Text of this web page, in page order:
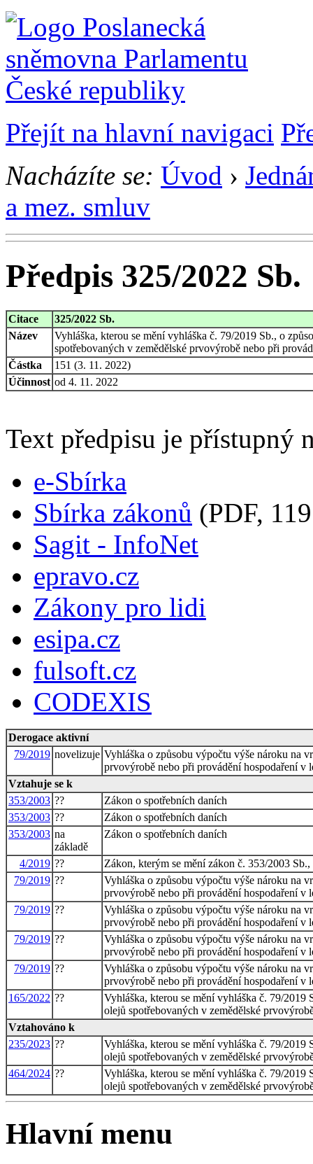
Přejít na hlavní navigaci
Nacházíte se: Úvod ›
a mez. smluv
Předpis 325/2022 Sb.
Citace
325/2022 Sb.
Název
Vyhláška, kterou se mění vyhláška č. 79/2019 Sb., o
spotřebovaných v zemědělské prvovýrobě nebo při
Částka
151 (3. 11. 2022)
Účinnost od 4. 11. 2022
Text předpisu je přístupný
e-Sbírka
Sbírka zákonů (PDF,
Sagit - InfoNet
epravo.cz
Zákony pro lidi
esipa.cz
fulsoft.cz
CODEXIS
Derogace aktivní
79/2019 novelizuje Vyhláška o způsobu výpočtu výše nároku na
prvovýrobě nebo při provádění hospodaření v
Vztahuje se k
353/2003 ??
Zákon o spotřebních daních
353/2003 ??
Zákon o spotřebních daních
353/2003 na
základě
Zákon o spotřebních daních
4/2019 ??
Zákon, kterým se mění zákon č. 353/2003
79/2019 ??
Vyhláška o způsobu výpočtu výše nároku na
prvovýrobě nebo při provádění hospodaření v
79/2019 ??
Vyhláška o způsobu výpočtu výše nároku na
prvovýrobě nebo při provádění hospodaření v
79/2019 ??
Vyhláška o způsobu výpočtu výše nároku na
prvovýrobě nebo při provádění hospodaření v
79/2019 ??
Vyhláška o způsobu výpočtu výše nároku na
prvovýrobě nebo při provádění hospodaření v
165/2022 ??
Vyhláška, kterou se mění vyhláška č. 79/2019
olejů spotřebovaných v zemědělské
Vztahováno k
235/2023 ??
Vyhláška, kterou se mění vyhláška č. 79/2019
olejů spotřebovaných v zemědělské
464/2024 ??
Vyhláška, kterou se mění vyhláška č. 79/2019
olejů spotřebovaných v zemědělské
Hlavní menu